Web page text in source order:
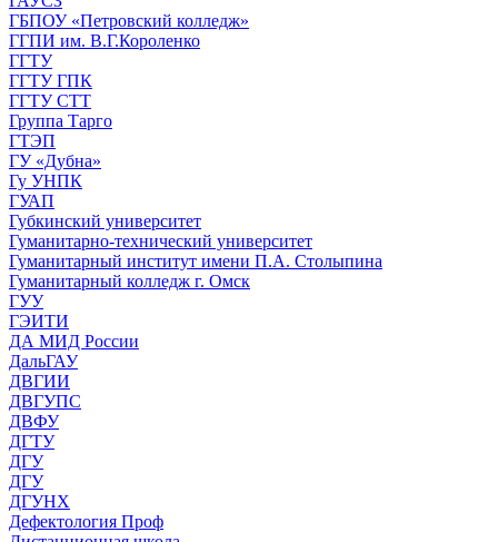
ГБПОУ «Петровский колледж»
ГГПИ им. В.Г.Короленко
ГГТУ
ГГТУ ГПК
ГГТУ СТТ
Группа Тарго
ГТЭП
ГУ «Дубна»
Гу УНПК
ГУАП
Губкинский университет
Гуманитарно-технический университет
Гуманитарный институт имени П.А. Столыпина
Гуманитарный колледж г. Омск
ГУУ
ГЭИТИ
ДА МИД России
ДальГАУ
ДВГИИ
ДВГУПС
ДВФУ
ДГТУ
ДГУ
ДГУ
ДГУНХ
Дефектология Проф